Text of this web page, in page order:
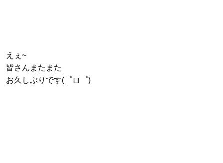
えぇ~
皆さんまたまた
お久しぶりです(゜ロ゜)